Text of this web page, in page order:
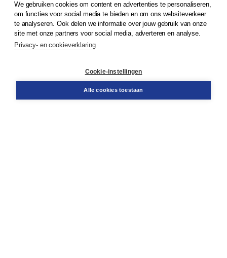
© 2026Koninklijke Boom uitgevers
Klantenservice
Service & informatie
Contact
We gebruiken cookies om content en advertenties te personaliseren,
om functies voor social media te bieden en om ons websiteverkeer
te analyseren. Ook delen we informatie over jouw gebruik van onze
site met onze partners voor social media, adverteren en analyse.
Privacy- en cookieverklaring
Cookie-instellingen
Alle cookies toestaan